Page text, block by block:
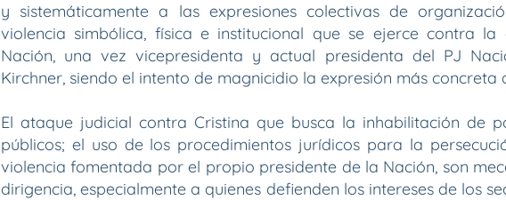
y sistemáticamente a las expresiones colectivas de
violencia simbólica, física e institucional que se ejerce contra
Nación, una vez vicepresidenta y actual presidenta del PJ
Kirchner, siendo el intento de magnicidio la expresión más concreta
El ataque judicial contra Cristina que busca la inhabilitación de
públicos; el uso de los procedimientos jurídicos para la
violencia fomentada por el propio presidente de la Nación, son
dirigencia, especialmente a quienes defienden los intereses de los